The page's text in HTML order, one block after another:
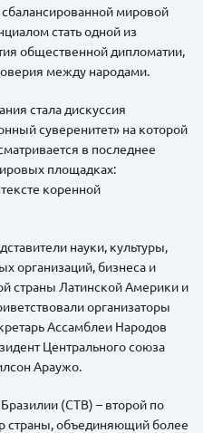
мировой
стать одной из
общественной дипломатии,
между народами.
стала дискуссия
суверенитет» на которой
в последнее
площадках:
коренной
науки, культуры,
организаций, бизнеса и
страны Латинской Америки и
организаторы
Ассамблеи Народов
Центрального союза
Араужо.
(СТВ) – второй по
страны, объединяющий более